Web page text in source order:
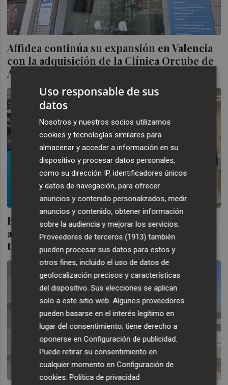
Affidea continúa su expansión en Valencia
con la adquisición de la Clínica Orcube de
Alzira
El prestigioso Institut Autrán se incorpora
a Affidea Valencia para ofrecer
tratamientos de estética dental avanzada
Uso responsable de sus
datos
Nosotros y nuestros socios utilizamos
cookies y tecnologías similares para
almacenar y acceder a información en su
dispositivo y procesar datos personales,
como su dirección IP, identificadores únicos
y datos de navegación, para ofrecer
anuncios y contenido personalizados, medir
anuncios y contenido, obtener información
sobre la audiencia y mejorar los servicios.
Proveedores de terceros (1913) también
pueden procesar sus datos para estos y
otros fines, incluido el uso de datos de
geolocalización precisos y características
del dispositivo. Sus elecciones se aplican
solo a este sitio web. Algunos proveedores
pueden basarse en el interés legítimo en
lugar del consentimiento; tiene derecho a
oponerse enConfiguración de publicidad
Puede retirar su consentimiento en
cualquier momento enConfiguración de
cookies .Política de privacidad